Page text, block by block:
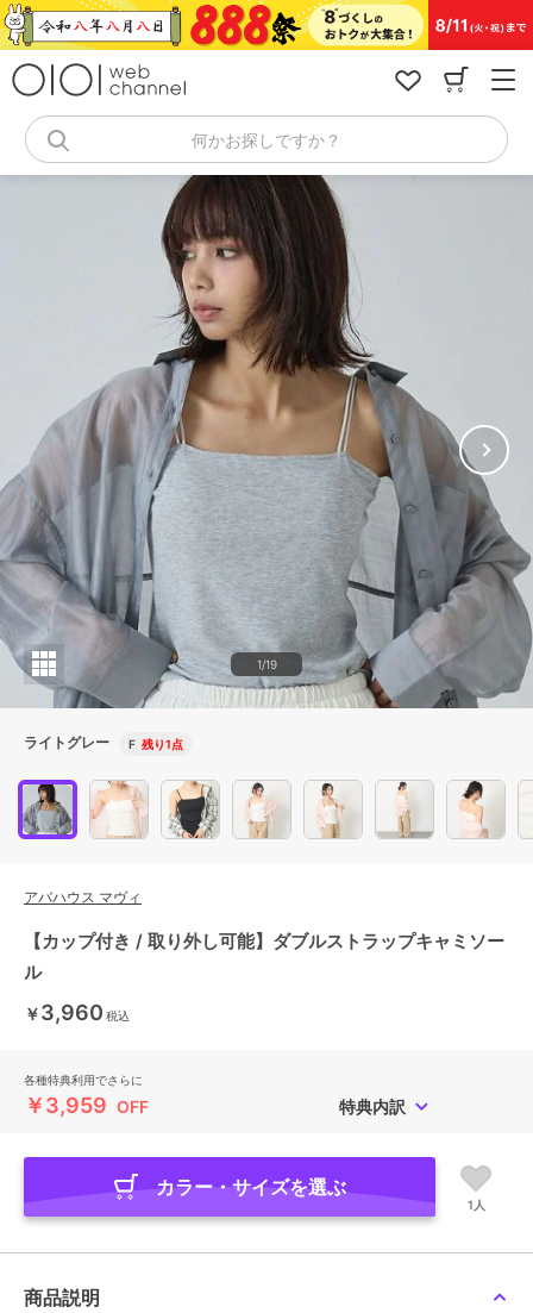
コ
ン
キ
何かお探しですか？
1/19
ライトグレー F 残り1点
アバハウス マヴィ
【カップ付き / 取り外し可能】ダブルストラップキャミソー
ル
￥3,960 税込
各種特典利用でさらに
￥3,959 OFF 特典内訳
カラー・サイズを選ぶ
1人
商品説明